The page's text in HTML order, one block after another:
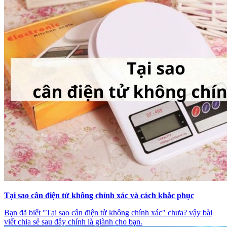
Tại sao cân điện tử không chính xác và cách khắc phục
Bạn đã biết "Tại sao cân điện tử không chính xác" chưa? vậy bài
viết chia sẻ sau đây chính là giành cho bạn.